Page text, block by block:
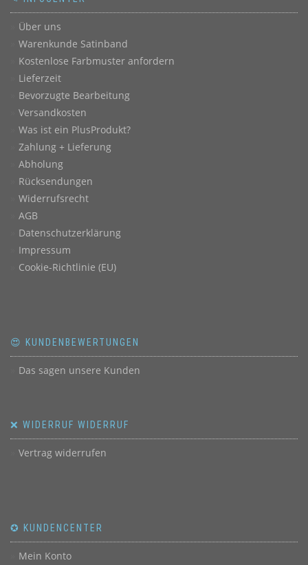
Über uns
Warenkunde Satinband
Kostenlose Farbmuster anfordern
Lieferzeit
Bevorzugte Bearbeitung
Versandkosten
Was ist ein PlusProdukt?
Zahlung + Lieferung
Abholung
Rücksendungen
Widerrufsrecht
AGB
Datenschutzerklärung
Impressum
Cookie-Richtlinie (EU)
😍 KUNDENBEWERTUNGEN
Das sagen unsere Kunden
❌ WIDERRUF WIDERRUF
Vertrag widerrufen
✪ KUNDENCENTER
Mein Konto